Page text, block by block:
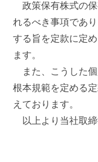
政策保有株式の保
れるべき事項であ
する旨を定款に定
ます。
また、こうした個
根本規範を定める
えております。
以上より当社取締